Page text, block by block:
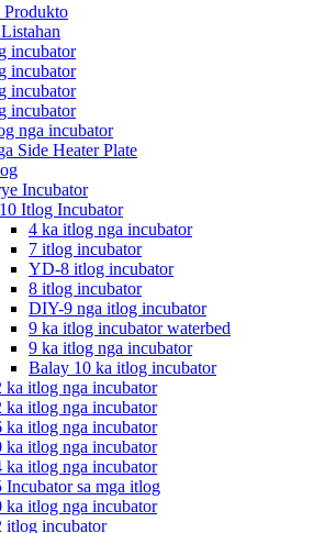
incubator
incubator
incubator
incubator
nga incubator
Side Heater Plate
Incubator
Itlog Incubator
4 ka itlog nga incubator
7 itlog incubator
YD-8 itlog incubator
8 itlog incubator
DIY-9 nga itlog incubator
9 ka itlog incubator waterbed
9 ka itlog nga incubator
Balay 10 ka itlog incubator
ka itlog nga incubator
ka itlog nga incubator
ka itlog nga incubator
ka itlog nga incubator
ka itlog nga incubator
Incubator sa mga itlog
ka itlog nga incubator
itlog incubator